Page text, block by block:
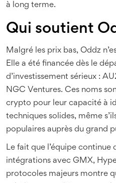
à long terme.
Qui soutient
Malgré les prix bas, Oddz
Elle a été financée dès le
d’investissement sérieux :
NGC Ventures. Ces noms
crypto pour leur capacité à
techniques solides, même
populaires auprès du grand
Le fait que l’équipe continue
intégrations avec GMX,
protocoles majeurs montre